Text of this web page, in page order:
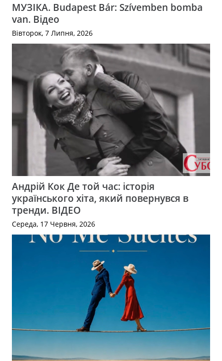
МУЗІКА. Budapest Bár: Szívemben bomba
van. Відео
Вівторок, 7 Липня, 2026
Андрій Кок Де той час: історія
українського хіта, який повернувся в
тренди. ВІДЕО
Середа, 17 Червня, 2026